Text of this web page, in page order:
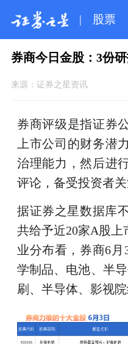
| 股票
券商今日金股：3份
来源： 证券之星资讯
券商评级是指证券
上市公司的财务潜
治理能力，然后进
评论，备受投资者关
据证券之星数据库
共给予近20家A股上
业分布看，券商6
学制品、电池、半
刷、半导体、影视